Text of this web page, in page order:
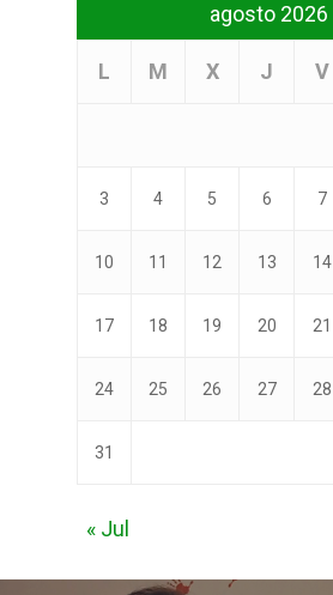
agosto 2026
L M X J V
3 4 5 6 7
10 11 12 13 14
17 18 19 20 21
24 25 26 27 28
31
« Jul